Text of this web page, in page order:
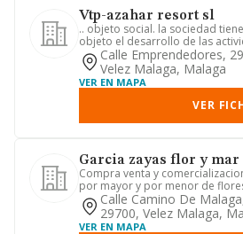
Vtp-azahar resort sl
.. objeto social. la sociedad
objeto el desarrollo de las
correspondientes a ...
Calle Emprendedores,
Velez Malaga, Malaga
VER EN MAPA
VER
Garcia zayas flor y mar
Compra venta y
por mayor y por menor de
articulos de regalo.
Calle Camino De
29700, Velez Malaga,
VER EN MAPA